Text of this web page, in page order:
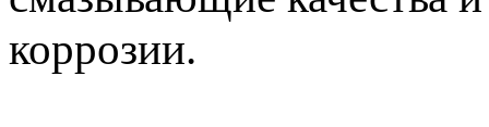
коррозии.